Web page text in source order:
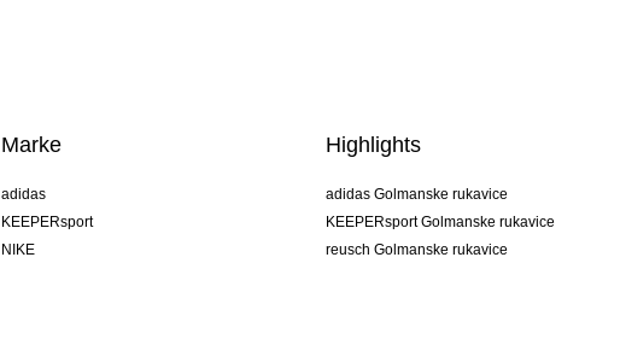
Marke
adidas
KEEPERsport
NIKE
Highlights
adidas Golmanske rukavice
KEEPERsport Golmanske rukavice
reusch Golmanske rukavice